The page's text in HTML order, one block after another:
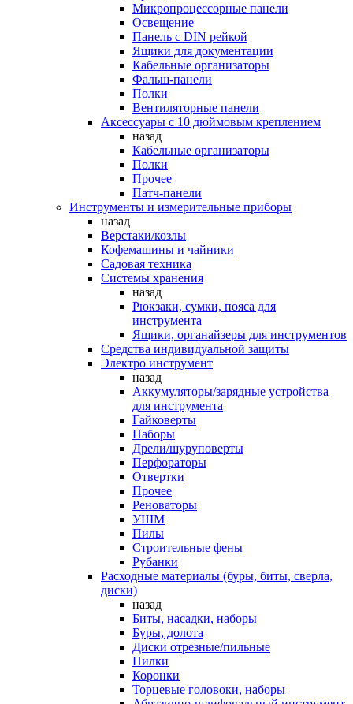
Микропроцессорные панели
Освещение
Панель с DIN рейкой
Ящики для документации
Кабельные организаторы
Фальш-панели
Полки
Вентиляторные панели
Аксессуары с 10 дюймовым креплением
назад
Кабельные организаторы
Полки
Прочее
Патч-панели
Инструменты и измерительные приборы
назад
Верстаки/козлы
Кофемашины и чайники
Садовая техника
Системы хранения
назад
Рюкзаки, сумки, пояса для
инструмента
Ящики, органайзеры для инструментов
Средства индивидуальной защиты
Электро инструмент
назад
Аккумуляторы/зарядные устройства
для инструмента
Гайковерты
Наборы
Дрели/шуруповерты
Перфораторы
Отвертки
Прочее
Реноваторы
УШМ
Пилы
Строительные фены
Рубанки
Расходные материалы (буры, биты, сверла,
диски)
назад
Биты, насадки, наборы
Буры, долота
Диски отрезные/пильные
Пилки
Коронки
Торцевые головоки, наборы